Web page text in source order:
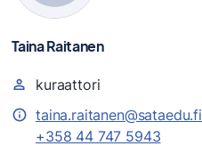
Taina Raitanen
kuraattori
taina.raitanen@sataedu.fi
+358 44 747 5943